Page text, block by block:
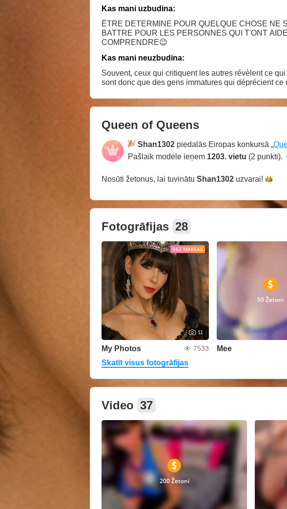
Kas mani uzbudina:
ËTRE DETERMINE POUR QUELQUE CHOSE NE
BATTRE POUR LES PERSONNES QUI T'ONT
COMPRENDRE😉
Kas mani neuzbudina:
Souvent, ceux qui critiquent les autres révèlent ce qui leur manque à eux-
Queen of Queens
Shan1302 piedalās Eiropas konkursā „
Pašlaik modele ieņem 1203. vietu (2 punkti).
Nosūti žetonus, lai tuvinātu Shan1302 uzvarai!
Fotogrāfijas 28
BEZ MAKSAS
11
My Photos 7533
50 Žetoni
Mee
Skatīt visus fotogrāfijas
Video 37
200 Žetoni